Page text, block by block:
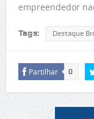
empreendedor
Tags: Destaque
Partilhar 0